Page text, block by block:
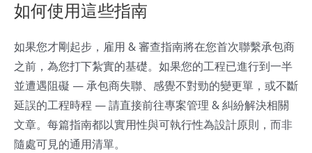
如何使用這些指南
如果您才剛起步，雇用 & 審查指南將在您首次聯繫承包商
之前，為您打下紮實的基礎。如果您的工程已進行到一半
並遭遇阻礙 — 承包商失聯、感覺不對勁的變更單，或不斷
延誤的工程時程 — 請直接前往專案管理 & 糾紛解決相關
文章。每篇指南都以實用性與可執行性為設計原則，而非
隨處可見的通用清單。